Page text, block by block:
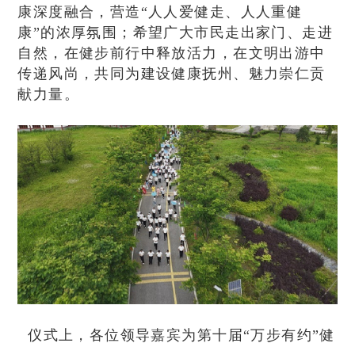
康深度融合，营造“人人爱健走、人人重健
康”的浓厚氛围；希望广大市民走出家门、走进
自然，在健步前行中释放活力，在文明出游中
传递风尚，共同为建设健康抚州、魅力崇仁贡
献力量。
仪式上，各位领导嘉宾为第十届“万步有约”健